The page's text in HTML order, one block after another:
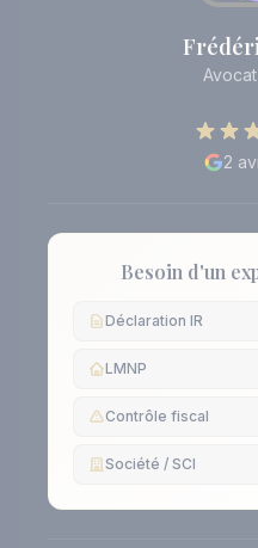
2
Besoin d'un
Déclaration IR
LMNP
Contrôle fiscal
Société / SCI